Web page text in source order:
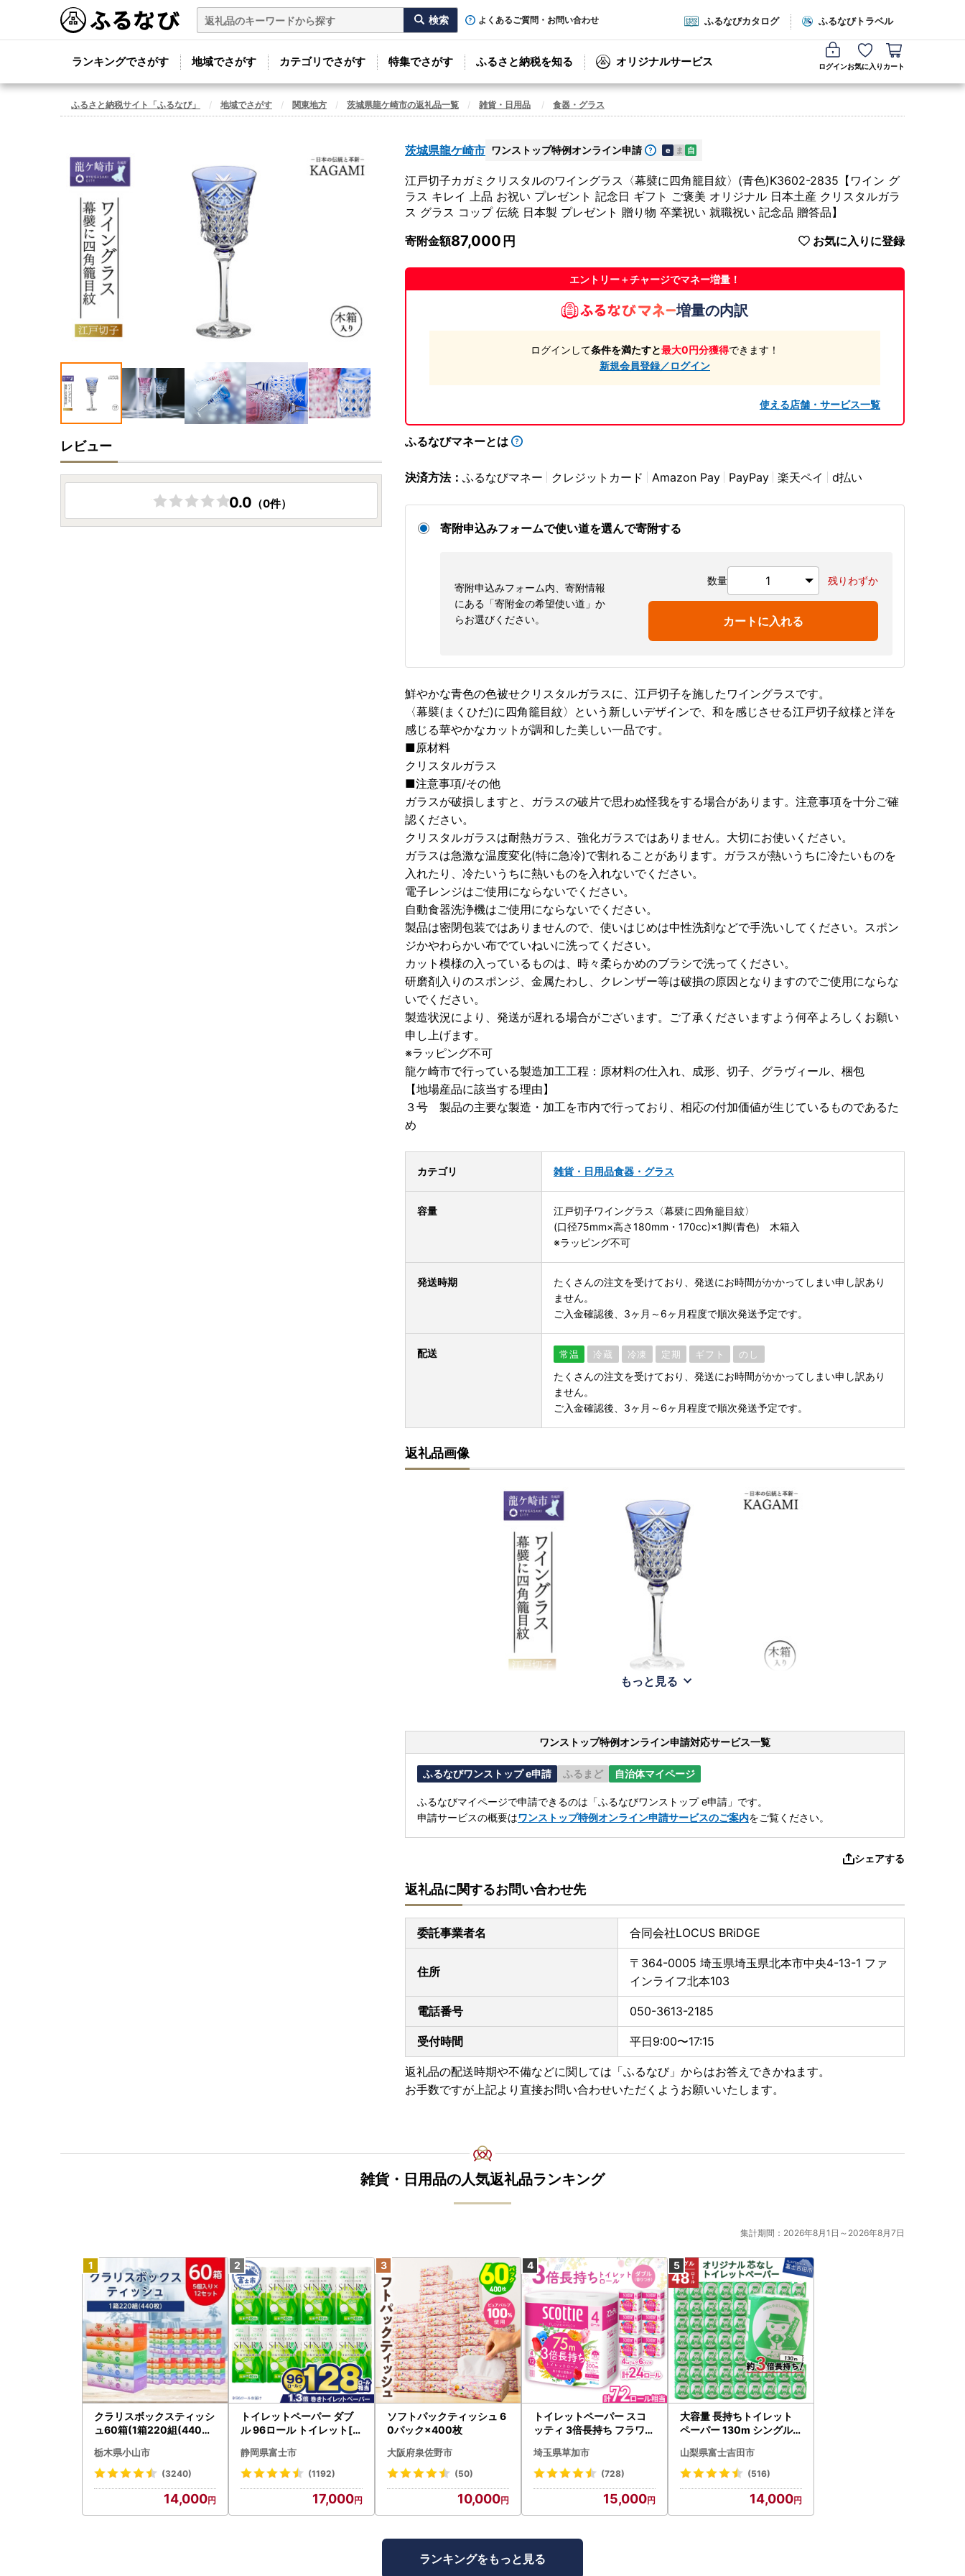
よくあるご質問・お問い合わせ ふるなびカタログ ふるなびトラベル
ランキングでさがす 地域でさがす カテゴリでさがす 特集でさがす ふるさと納税を知る オリジナルサービス ログインお気に入り カート
ふるさと納税サイト「ふるなび」 地域でさがす 関東地方 茨城県龍ケ崎市の返礼品一覧 雑貨・日用品 食器・グラス
茨城県龍ケ崎市 ワンストップ特例オンライン申請 e ま 自
江戸切子カガミクリスタルのワイングラス〈幕襞に四角籠目紋〉(青色)K3602-2835【ワイン グ
ラス キレイ 上品 お祝い プレゼント 記念日 ギフト ご褒美 オリジナル 日本土産 クリスタルガラ
ス グラス コップ 伝統 日本製 プレゼント 贈り物 卒業祝い 就職祝い 記念品 贈答品】
寄附金額87,000 お気に入りに登録
エントリー＋チャージでマネー増量！
増量の内訳
ログインして条件を満たすと最大0円分獲得できます！
新規会員登録／ログイン
使える店舗・サービス一覧
ふるなびマネーとは
決済方法： ふるなびマネー クレジットカード Amazon Pay PayPay 楽天ペイ d払い
寄附申込みフォームで使い道を選んで寄附する
寄附申込みフォーム内、寄附情報
にある「寄附金の希望使い道」か
らお選びください。
数量 残りわずか
カートに入れる
鮮やかな青色の色被せクリスタルガラスに、江戸切子を施したワイングラスです。
〈幕襞(まくひだ)に四角籠目紋〉という新しいデザインで、和を感じさせる江戸切子紋様と洋を
感じる華やかなカットが調和した美しい一品です。
■原材料
クリスタルガラス
■注意事項/その他
ガラスが破損しますと、ガラスの破片で思わぬ怪我をする場合があります。注意事項を十分ご確
認ください。
クリスタルガラスは耐熱ガラス、強化ガラスではありません。大切にお使いください。
ガラスは急激な温度変化(特に急冷)で割れることがあります。ガラスが熱いうちに冷たいものを
入れたり、冷たいうちに熱いものを入れないでください。
電子レンジはご使用にならないでください。
自動食器洗浄機はご使用にならないでください。
製品は密閉包装ではありませんので、使いはじめは中性洗剤などで手洗いしてください。スポン
ジかやわらかい布でていねいに洗ってください。
カット模様の入っているものは、時々柔らかめのブラシで洗ってください。
研磨剤入りのスポンジ、金属たわし、クレンザー等は破損の原因となりますのでご使用にならな
いでください。
製造状況により、発送が遅れる場合がございます。ご了承くださいますよう何卒よろしくお願い
申し上げます。
※ラッピング不可
龍ケ崎市で行っている製造加工工程：原材料の仕入れ、成形、切子、グラヴィール、梱包
【地場産品に該当する理由】
３号 製品の主要な製造・加工を市内で行っており、相応の付加価値が生じているものであるた
め
カテゴリ 雑貨・日用品食器・グラス
容量
江戸切子ワイングラス〈幕襞に四角籠目紋〉
(口径75mm×高さ180mm・170cc)×1脚(青色) 木箱入
※ラッピング不可
発送時期
たくさんの注文を受けており、発送にお時間がかかってしまい申し訳あり
ません。
ご入金確認後、3ヶ月～6ヶ月程度で順次発送予定です。
配送 常温 冷蔵 冷凍 定期 ギフト のし
たくさんの注文を受けており、発送にお時間がかかってしまい申し訳あり
ません。
ご入金確認後、3ヶ月～6ヶ月程度で順次発送予定です。
返礼品画像
もっと見る
ワンストップ特例オンライン申請対応サービス一覧
ふるなびワンストップ e申請 ふるまど 自治体マイページ
ふるなびマイページで申請できるのは「ふるなびワンストップ e申請」です。
申請サービスの概要はワンストップ特例オンライン申請サービスのご案内をご覧ください。
シェアする
返礼品に関するお問い合わせ先
委託事業者名 合同会社LOCUS BRiDGE
住所
〒364-0005 埼玉県埼玉県北本市中央4-13-1 ファ
インライフ北本103
電話番号 050-3613-2185
受付時間 平日9:00〜17:15
返礼品の配送時期や不備などに関しては「ふるなび」からはお答えできかねます。
お手数ですが上記より直接お問い合わせいただくようお願いいたします。
レビュー
0.0 （0件）
雑貨・日用品の人気返礼品ランキング
集計期間：2026年8月1日～2026年8月7日
クラリスボックスティッシ
ュ60箱(1箱220組(440枚)
送不可地域：離島・沖縄県
】【1256759】
栃木県小山市
(3240)
14,000
トイレットペーパー ダブ
ル 96ロール トイレット[sf
静岡県富士市
(1192)
17,000
ソフトパックティッシュ 6
0パック×400枚
大阪府泉佐野市
(50)
10,000
トイレットペーパー スコ
ッティ 3倍長持ち フラワー
埼玉県草加市
(728)
15,000
大容量 長持ちトイレット
ペーパー 130m シングル 4
ト
山梨県富士吉田市
(516)
14,000
ランキングをもっと見る